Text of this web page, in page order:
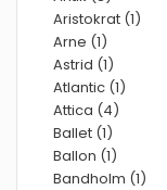
Aristokrat (1)
Arne (1)
Astrid (1)
Atlantic (1)
Attica (4)
Ballet (1)
Ballon (1)
Bandholm (1)